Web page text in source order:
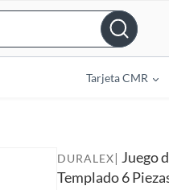
Tarjeta CMR
DURALEX| Juego
Templado 6